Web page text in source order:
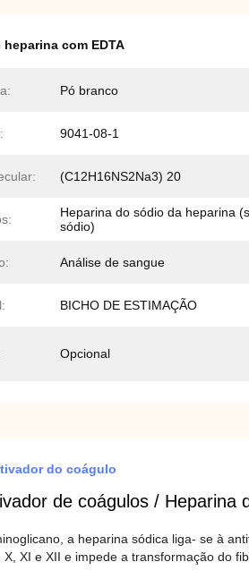
heparina com EDTA
Pó branco
9041-08-1
(C12H16NS2Na3) 20
Heparina do sódio da heparina
sódio)
Análise de sangue
BICHO DE ESTIMAÇÃO
Opcional
do coágulo
de coágulos / Heparina
a heparina sódica liga- se à
XI e XII e impede a transformação do